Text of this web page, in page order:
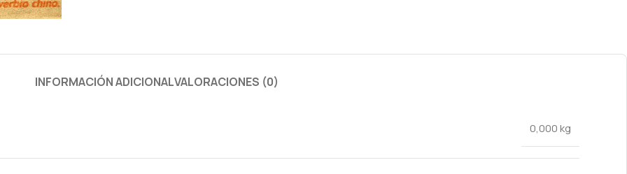
INFORMACIÓN ADICIONALVALORACIONES (0)
0,000 kg